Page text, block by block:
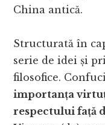
China antică.
Structurată în
serie de idei și
filosofice.
importanța
respectului față